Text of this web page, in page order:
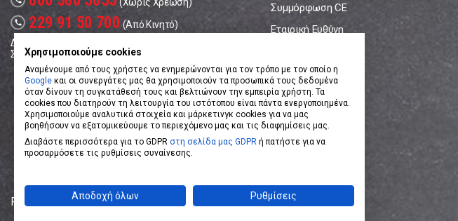
call 229 91 50 700 (Από Κινητό)
Δευτέρα - Παρασκευή: 08:00 - 17:00
Σάββατο: 08:00 – 14:00
Συμμόρφωση CE
Εταιρική Ευθύνη
Powered by eShopKeyDesigned by Koolmetrix
Χρησιμοποιούμε cookies
Αναμένουμε από τους χρήστες να ενημερώνονται για τον τρόπο με τον οποίο η
Google και οι συνεργάτες μας θα χρησιμοποιούν τα προσωπικά τους δεδομένα
όταν δίνουν τη συγκατάθεσή τους και βελτιώνουν την εμπειρία χρήστη. Τα
cookies που διατηρούν τη λειτουργία του ιστότοπου είναι πάντα ενεργοποιημένα.
Χρησιμοποιούμε αναλυτικά στοιχεία και μάρκετινγκ cookies για να μας
βοηθήσουν να εξατομικεύουμε το περιεχόμενο μας και τις διαφημίσεις μας.
Διαβάστε περισσότερα για το GDPR στη σελίδα μας GDPR ή πατήστε για να
προσαρμόσετε τις ρυθμίσεις συναίνεσης.
Αποδοχή όλων Ρυθμίσεις